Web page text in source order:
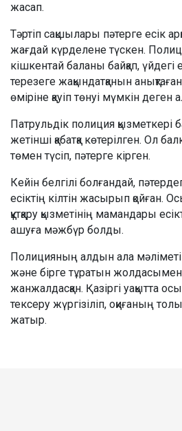
жасап.
Тәртіп сақшылары пәтерге есік
жағдай күрделене түскен.
кішкентай баланы байқап,
терезеге жақындатқанын
өміріне қауіп төнуі мүмкін
Патрульдік полиция қызметкері
жетінші қабатқа көтерілген. Ол
төмен түсіп, пәтерге кірген.
Кейін белгілі болғандай,
есіктің кілтін жасырып қойған.
құтқару қызметінің мамандары
ашуға мәжбүр болды.
Полицияның алдын ала
және бірге тұратын жолдасымен
жанжалдасқан. Қазіргі уақытта
тексеру жүргізіліп, оқиғаның
жатыр.